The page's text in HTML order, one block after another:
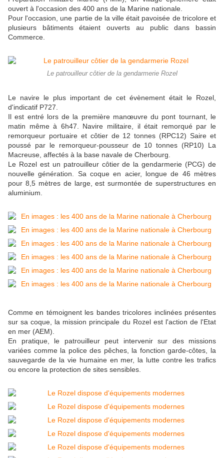
ouvert à l'occasion des 400 ans de la Marine nationale.
Pour l'occasion, une partie de la ville était pavoisée de tricolore et
plusieurs bâtiments étaient ouverts au public dans bassin
Commerce.
Le patrouilleur côtier de la gendarmerie Rozel
Le navire le plus important de cet évènement était le Rozel,
d'indicatif P727.
Il est entré lors de la première manœuvre du pont tournant, le
matin même à 6h47. Navire militaire, il était remorqué par le
remorqueur portuaire et côtier de 12 tonnes (RPC12) Saire et
poussé par le remorqueur-pousseur de 10 tonnes (RP10) La
Macreuse, affectés à la base navale de Cherbourg.
Le Rozel est un patrouilleur côtier de la gendarmerie (PCG) de
nouvelle génération. Sa coque en acier, longue de 46 mètres
pour 8,5 mètres de large, est surmontée de superstructures en
aluminium.
Comme en témoignent les bandes tricolores inclinées présentes
sur sa coque, la mission principale du Rozel est l'action de l'Etat
en mer (AEM).
En pratique, le patrouilleur peut intervenir sur des missions
variées comme la police des pêches, la fonction garde-côtes, la
sauvegarde de la vie humaine en mer, la lutte contre les trafics
ou encore la protection de sites sensibles.